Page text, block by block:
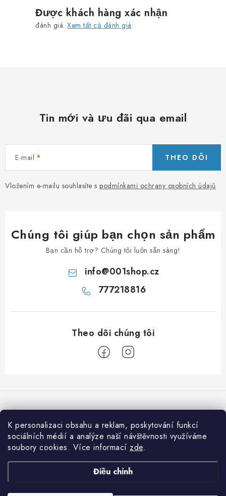
K personalizaci obsahu a reklam, poskytování funkcí
sociálních médií a analýze naší návštěvnosti využíváme
soubory cookies. Více informací zde.
Điều chỉnh
h
n
h
Được khách hàng xác nhận
đánh giá. Xem tất cả đánh giá
Tin mới và ưu đãi qua email
E-mail
Vložením e-mailu souhlasíte s podmínkami ochrany osobních údajů
THEO DÕI
Chúng tôi giúp bạn chọn sản phẩm
Bạn cần hỗ trợ? Chúng tôi luôn sẵn sàng!
info@001shop.cz
777218816
â
Chúng tôi chấp nhận thanh toán trực tuyến